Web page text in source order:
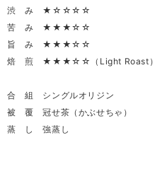
渋 み ★☆☆☆☆
苦 み ★★★☆☆
旨 み ★★★☆☆
焙 煎 ★★★☆☆（Light Roast）
合 組 シングルオリジン
被 覆 冠せ茶（かぶせちゃ）
蒸 し 強蒸し